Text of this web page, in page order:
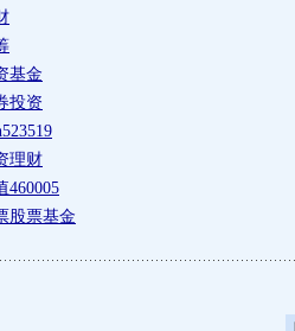
基金
投资
理财
460005
股票基金